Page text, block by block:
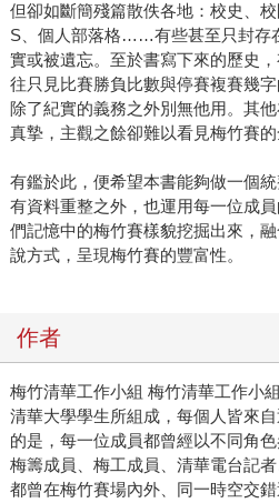
但卻如斷簡殘篇散佚各地：校史、
S、個人部落格……有些甚至只封存
實或被遺忘。至於書寫下來的歷史
往只見比賽勝負比數與停賽複賽幾
除了紀實的義務之外別無他用。其
真摯，主觀之餘卻難以看見梅竹賽的
有鑑於此，便希望本書能夠做一個
有資料重整之外，也運用每一位成
們記憶中的梅竹賽樣貌挖掘出來，
說方式，呈現梅竹賽的豐富性。
作者
梅竹清華工作小組 梅竹清華工作小
清華大學學生所組成，每個人皆來
的是，每一位成員都曾經以不同角
梅籌成員、梅工成員、清華電台記
都曾在梅竹賽場內外、同一時空交